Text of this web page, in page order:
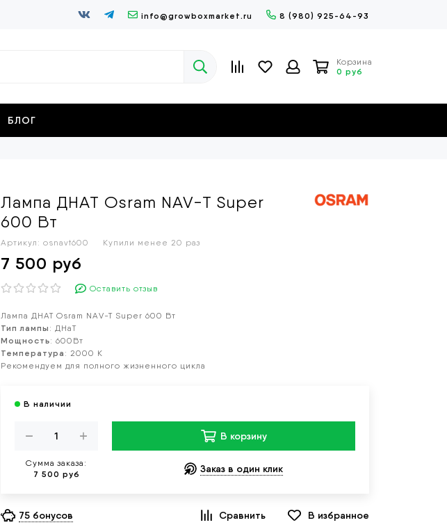
info@growboxmarket.ru 8 (980) 925-64-93
Корзина
0 руб
БЛОГ
Лампа ДНАТ Osram NAV-T Super
600 Вт
Артикул: osnavt600 Купили менее 20 раз
7 500 руб
Оставить отзыв
Лампа ДНАТ Osram NAV-T Super 600 Вт
Тип лампы : ДНаТ
Мощность: 600Вт
Температура : 2000 К
Рекомендуем для полного жизненного цикла
Сумма заказа:
7 500 руб
В корзину
Заказ в один клик
75 бонусов В избранное